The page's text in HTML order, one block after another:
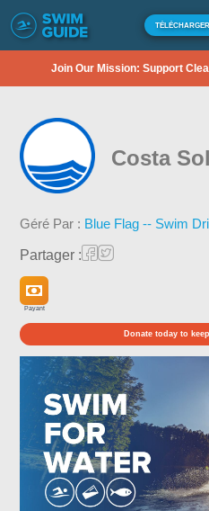
TÉLÉCHARGER
Join Our Mission: Support
Costa
Géré Par : Blue Flag -- Swim
Partager :
Payant
Donate today to